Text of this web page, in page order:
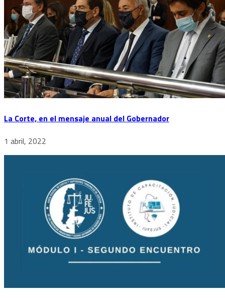
La Corte, en el mensaje anual del Gobernador
1 abril, 2022